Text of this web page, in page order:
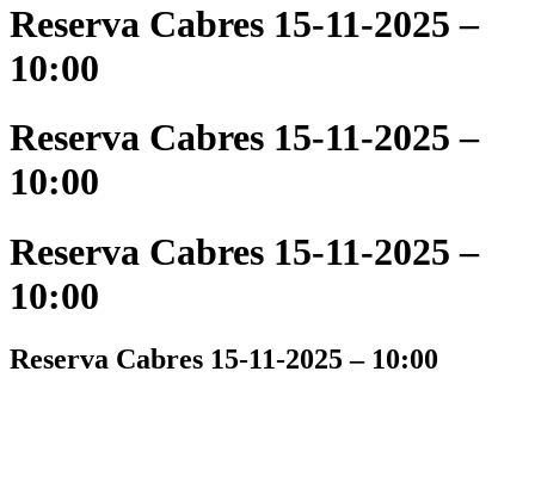
Reserva Cabres 15-11-2025 –
10:00
Reserva Cabres 15-11-2025 –
10:00
Reserva Cabres 15-11-2025 –
10:00
Reserva Cabres 15-11-2025 – 10:00